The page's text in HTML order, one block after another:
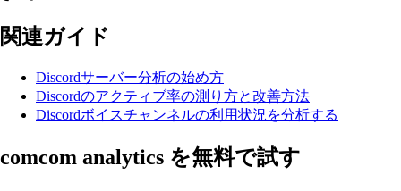
関連ガイド
Discordサーバー分析の始め方
Discordのアクティブ率の測り方と改善方法
Discordボイスチャンネルの利用状況を分析する
comcom analytics を無料で試す